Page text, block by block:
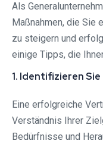
Als
Maßnahmen, die Sie
zu steigern und
einige Tipps, die
1. Identifizieren
Eine erfolgreiche
Verständnis Ihrer
Bedürfnisse und